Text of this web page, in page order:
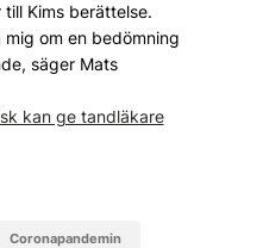
Kims berättelse.
om en bedömning
säger Mats
kan ge tandläkare
coronapandemin